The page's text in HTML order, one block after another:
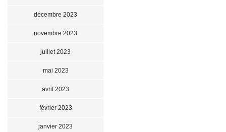
décembre 2023
novembre 2023
juillet 2023
mai 2023
avril 2023
février 2023
janvier 2023